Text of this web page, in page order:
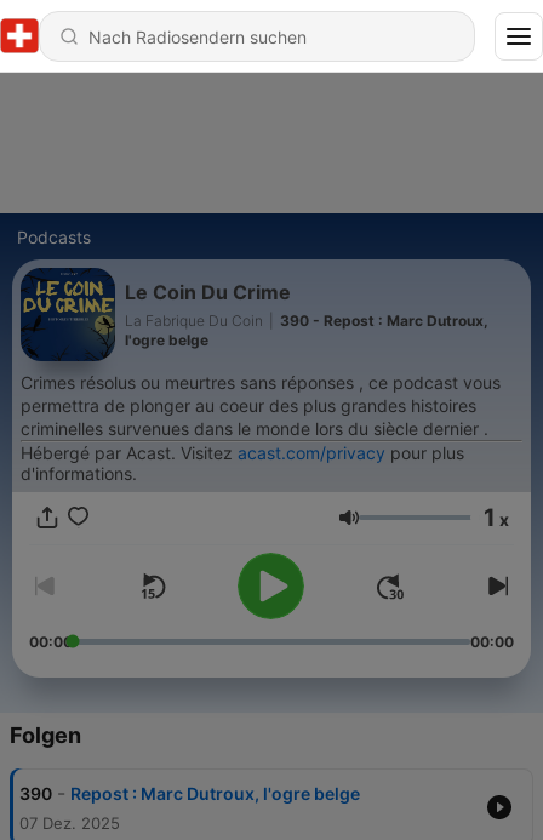
Podcasts
Le Coin Du Crime
La Fabrique Du Coin
390 - Repost : Marc Dutroux,
l'ogre belge
Crimes résolus ou meurtres sans réponses , ce podcast vous
permettra de plonger au coeur des plus grandes histoires
criminelles survenues dans le monde lors du siècle dernier .
Hébergé par Acast. Visitez acast.com/privacy pour plus
d'informations.
Lautstärke 1 x
00:00 00:00
Folgen
390 - Repost : Marc Dutroux, l'ogre belge
07 Dez. 2025